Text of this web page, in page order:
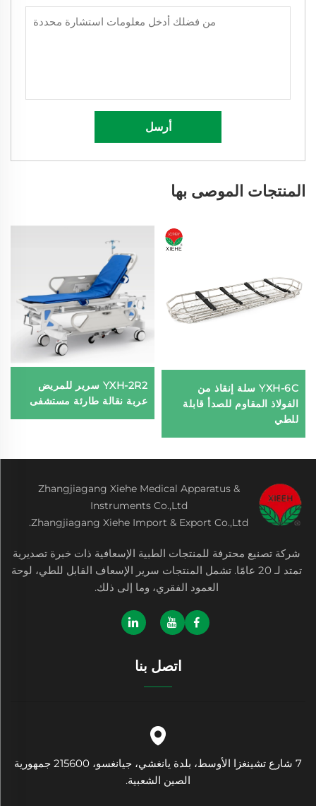
أرسل
المنتجات الموصى بها
YXH-6C سلة إنقاذ من
الفولاذ المقاوم للصدأ قابلة
للطي
YXH-2R2 سرير للمريض
عربة نقالة طارئة مستشفى
Zhangjiagang Xiehe Medical Apparatus &
Instruments Co.,Ltd
Zhangjiagang Xiehe Import & Export Co.,Ltd.
شركة تصنيع محترفة للمنتجات الطبية الإسعافية ذات خبرة تصديرية
تمتد لـ 20 عامًا. تشمل المنتجات سرير الإسعاف القابل للطي، لوحة
العمود الفقري، وما إلى ذلك.
اتصل بنا
7 شارع تشينغزا الأوسط، بلدة يانغشي، جيانغسو، 215600 جمهورية
الصين الشعبية.